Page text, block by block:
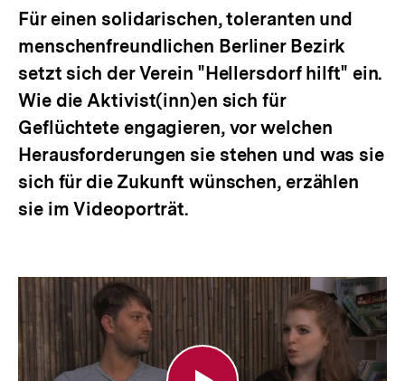
Für einen solidarischen, toleranten und
menschenfreundlichen Berliner Bezirk
setzt sich der Verein "Hellersdorf hilft" ein.
Wie die Aktivist(inn)en sich für
Geflüchtete engagieren, vor welchen
Herausforderungen sie stehen und was sie
sich für die Zukunft wünschen, erzählen
sie im Videoporträt.
Hellersdorf
hilft